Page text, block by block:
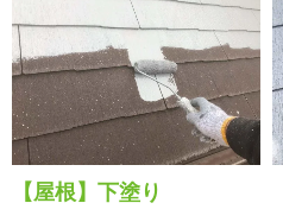
【屋根】下塗り